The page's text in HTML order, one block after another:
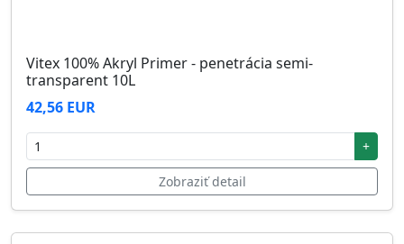
Vitex 100% Akryl Primer - penetrácia semi-
transparent 10L
42,56 EUR
+
Zobraziť detail